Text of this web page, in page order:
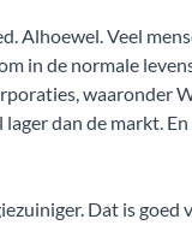
Alhoewel. Veel
in de normale
waaronder
dan de markt.
Dat is